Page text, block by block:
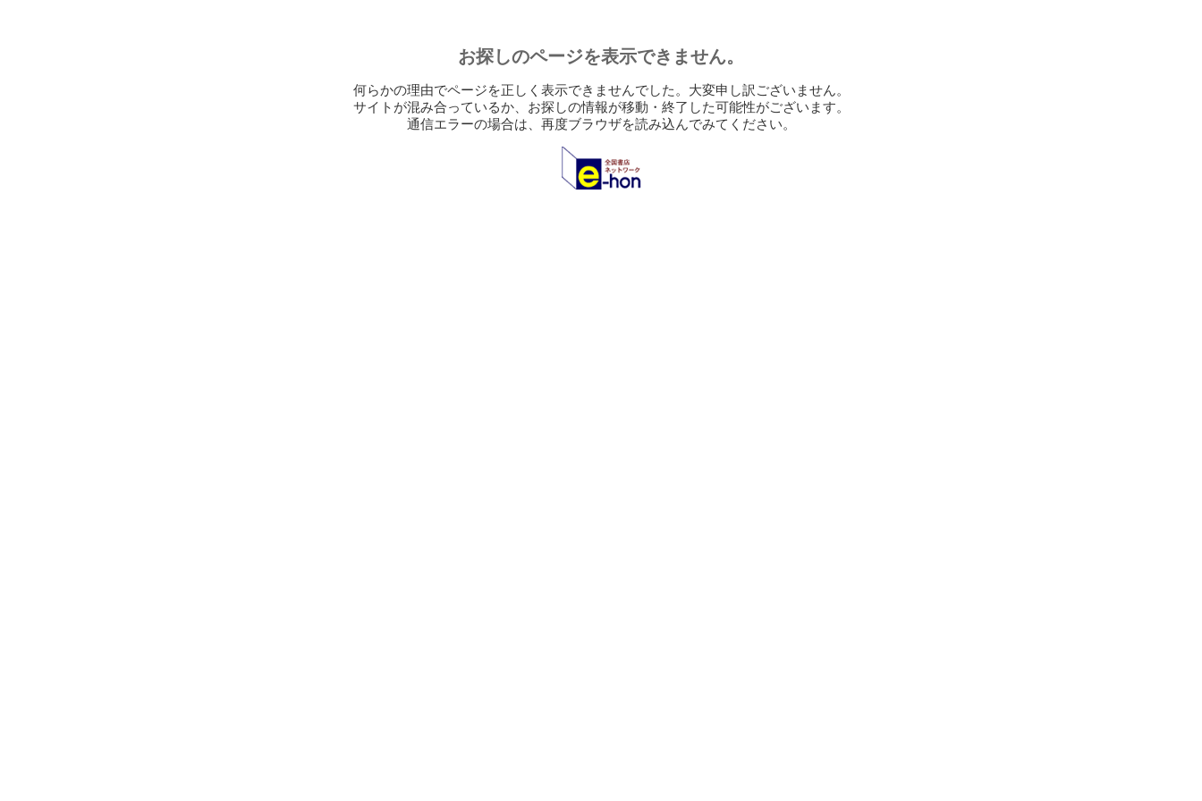
お探しのページを表示できません。
何らかの理由でページを正しく表示できませんでした。大変申し訳ございません。
サイトが混み合っているか、お探しの情報が移動・終了した可能性がございます。
通信エラーの場合は、再度ブラウザを読み込んでみてください。